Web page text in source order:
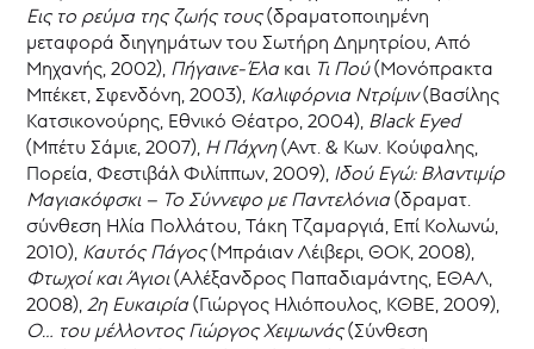
Εις το ρεύμα της ζωής τους(δραματοποιημένη
μεταφορά διηγημάτων του Σωτήρη Δημητρίου, Από
Μηχανής, 2002), Πήγαινε-Έλα και Τι Πού(Μονόπρακτα
Μπέκετ, Σφενδόνη, 2003), Kαλιφόρνια Ντρίμιν(Βασίλης
Κατσικονούρης, Εθνικό Θέατρο, 2004), Black Eyed
(Μπέτυ Σάμιε, 2007), Η Πάχνη(Αντ. & Κων. Κούφαλης,
Πορεία, Φεστιβάλ Φιλίππων, 2009), Ιδού Εγώ: Βλαντιμίρ
Μαγιακόφσκι – Το Σύννεφο με Παντελόνια (δραματ.
σύνθεση Ηλία Πολλάτου, Τάκη Τζαμαργιά, Επί Κολωνώ,
2010), Καυτός Πάγος(Μπράιαν Λέιβερι, ΘΟΚ, 2008),
Φτωχοί και Άγιοι(Αλέξανδρος Παπαδιαμάντης, ΕΘΑΛ,
2008),2η Ευκαιρία (Γιώργος Ηλιόπουλος, ΚΘΒΕ, 2009),
Ο… του μέλλοντος Γιώργος Χειμωνάς(Σύνθεση